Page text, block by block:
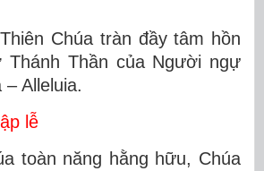
Chúa tràn đầy tâm hồn
Thánh Thần của Người ngự
Alleluia.
lễ
toàn năng hằng hữu, Chúa